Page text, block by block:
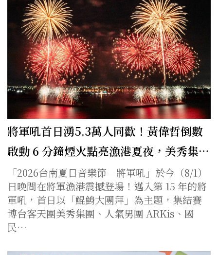
將軍吼首日湧5.3萬人同歡！黃偉哲倒數
啟動 6 分鐘煙火點亮漁港夏夜，美秀集…
「2026台南夏日音樂節－將軍吼」於今（8/1）
日晚間在將軍漁港震撼登場！邁入第 15 年的將
軍吼，首日以「鯤鯓大團拜」為主題，集結賽
博台客天團美秀集團、人氣男團 ARKis、國
民…